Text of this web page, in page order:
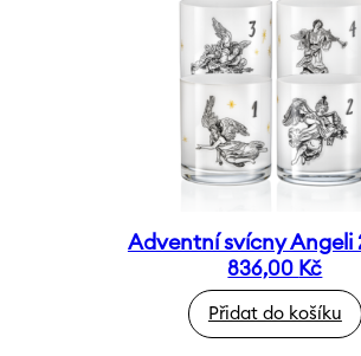
Adventní svícny Angeli
836,00 Kč
Přidat do košíku